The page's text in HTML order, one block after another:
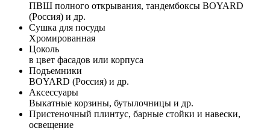
ПВШ полного открывания, тандембоксы BOYARD
(Россия) и др.
Сушка для посуды
Хромированная
Цоколь
в цвет фасадов или корпуса
Подъемники
BOYARD (Россия) и др.
Аксессуары
Выкатные корзины, бутылочницы и др.
Пристеночный плинтус, барные стойки и навески,
освещение